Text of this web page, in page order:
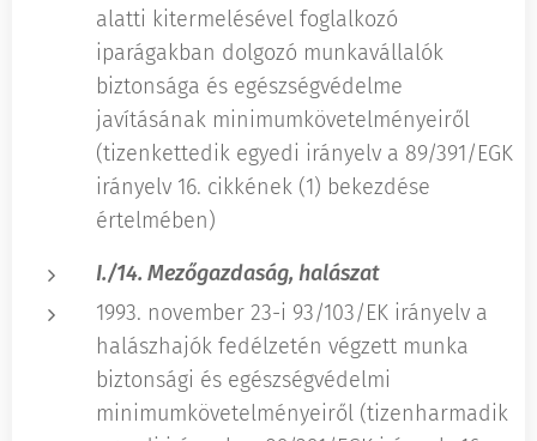
alatti kitermelésével foglalkozó
iparágakban dolgozó munkavállalók
biztonsága és egészségvédelme
javításának minimumkövetelményeiről
(tizenkettedik egyedi irányelv a 89/391/EGK
irányelv 16. cikkének (1) bekezdése
értelmében)
I./14. Mezőgazdaság, halászat
1993. november 23-i 93/103/EK irányelv a
halászhajók fedélzetén végzett munka
biztonsági és egészségvédelmi
minimumkövetelményeiről (tizenharmadik